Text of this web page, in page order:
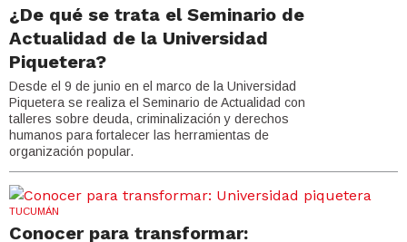
¿De qué se trata el Seminario de
Actualidad de la Universidad
Piquetera?
Desde el 9 de junio en el marco de la Universidad
Piquetera se realiza el Seminario de Actualidad con
talleres sobre deuda, criminalización y derechos
humanos para fortalecer las herramientas de
organización popular.
TUCUMÁN
Conocer para transformar: